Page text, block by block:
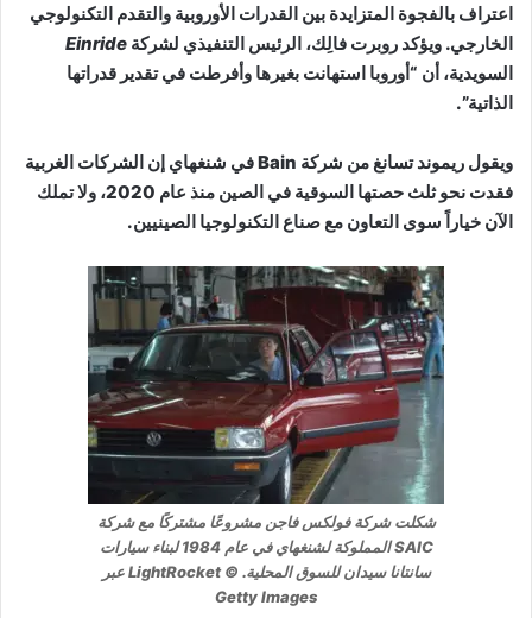
اعتراف بالفجوة المتزايدة بين القدرات الأوروبية والتقدم التكنولوجي
الخارجي. ويؤكد روبرت فالِك، الرئيس التنفيذي لشركة Einride
السويدية، أن “أوروبا استهانت بغيرها وأفرطت في تقدير قدراتها
الذاتية”.
ويقول ريموند تسانغ من شركة Bain في شنغهاي إن الشركات الغربية
فقدت نحو ثلث حصتها السوقية في الصين منذ عام 2020، ولا تملك
الآن خياراً سوى التعاون مع صناع التكنولوجيا الصينيين.
شكلت شركة فولكس فاجن مشروعًا مشتركًا مع شركة
SAIC المملوكة لشنغهاي في عام 1984 لبناء سيارات
سانتانا سيدان للسوق المحلية. © LightRocket عبر
Getty Images